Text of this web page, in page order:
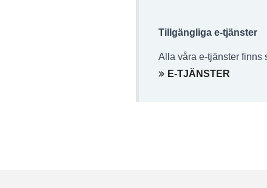
Tillgängliga e-tjänster
Alla våra e-tjänster finns
E-TJÄNSTER